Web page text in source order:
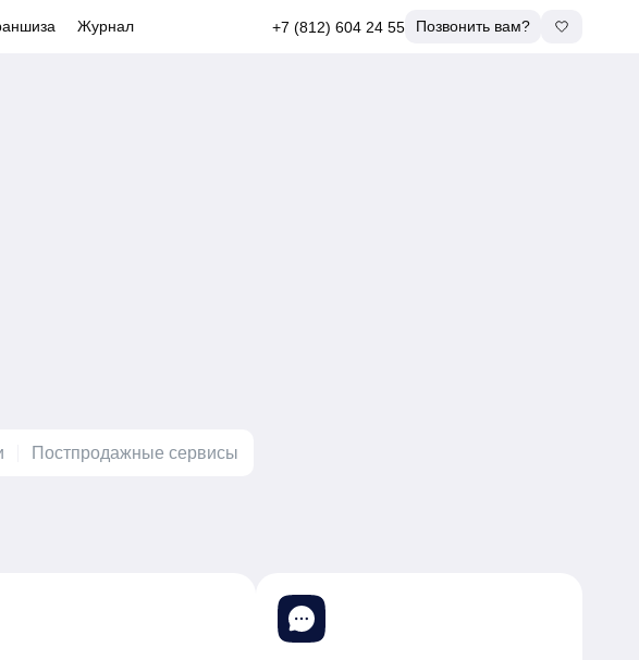
Журнал +7 (812) 604 24 55 Позвонить вам?
Постпродажные сервисы